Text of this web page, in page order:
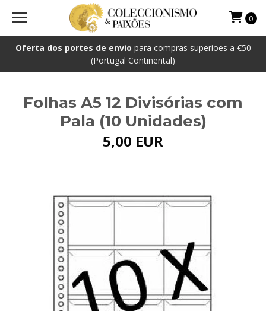
Oferta dos portes de envio para compras superioes a €50
(Portugal Continental)
0
Folhas A5 12 Divisórias com
Pala (10 Unidades)
5,00 EUR